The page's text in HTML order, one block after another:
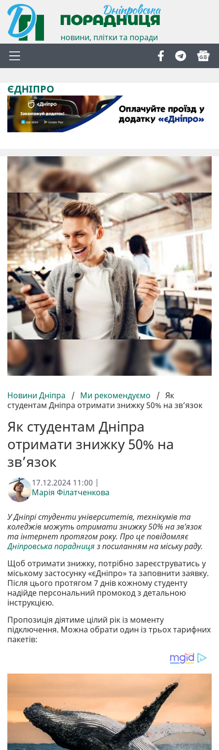
новини, плітки та поради
ЄДНІПРО
Новини Дніпра / Ми рекомендуємо / Як
студентам Дніпра отримати знижку 50% на зв’язок
Як студентам Дніпра
отримати знижку 50% на
зв’язок
17.12.2024 11:00 |
Марія Філатченкова
У Дніпрі студенти університетів, технікумів та
коледжів можуть отримати знижку 50% на зв’язок
та інтернет протягом року. Про це повідомляє
Дніпровська порадниця з посиланням на міську раду.
Щоб отримати знижку, потрібно зареєструватись у
міському застосунку «єДніпро» та заповнити заявку.
Після цього протягом 7 днів кожному студенту
надійде персональний промокод з детальною
інструкцією.
Пропозиція діятиме цілий рік із моменту
підключення. Можна обрати один із трьох тарифних
пакетів: